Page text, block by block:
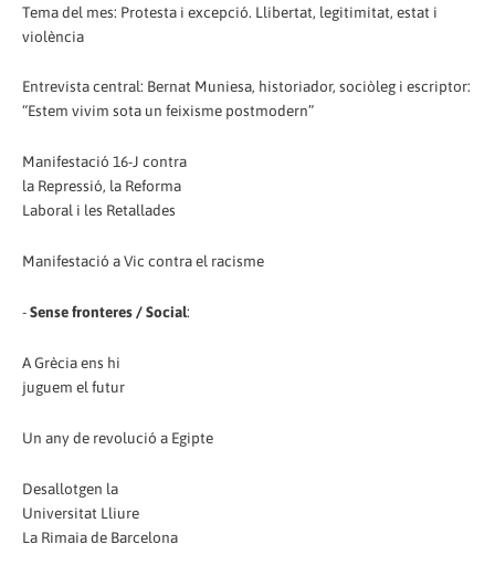
Tema del mes: Protesta i excepció. Llibertat, legitimitat, estat i
violència
Entrevista central: Bernat Muniesa, historiador, sociòleg i escriptor:
“Estem vivim sota un feixisme postmodern”
Manifestació 16-J contra
la Repressió, la Reforma
Laboral i les Retallades
Manifestació a Vic contra el racisme
-Sense fronteres / Social:
A Grècia ens hi
juguem el futur
Un any de revolució a Egipte
Desallotgen la
Universitat Lliure
La Rimaia de Barcelona